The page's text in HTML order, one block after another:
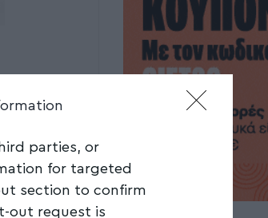
parties, or
for targeted
section to confirm
out request is